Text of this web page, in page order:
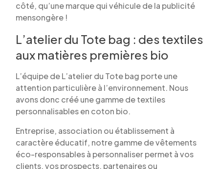
côté, qu’une marque qui véhicule de la publicité
mensongère !
L’atelier du Tote bag : des textiles
aux matières premières bio
L’équipe de L’atelier du Tote bag porte une
attention particulière à l’environnement. Nous
avons donc créé une gamme de textiles
personnalisables en coton bio.
Entreprise, association ou établissement à
caractère éducatif, notre gamme de vêtements
éco-responsables à personnaliser permet à vos
clients, vos prospects, partenaires ou